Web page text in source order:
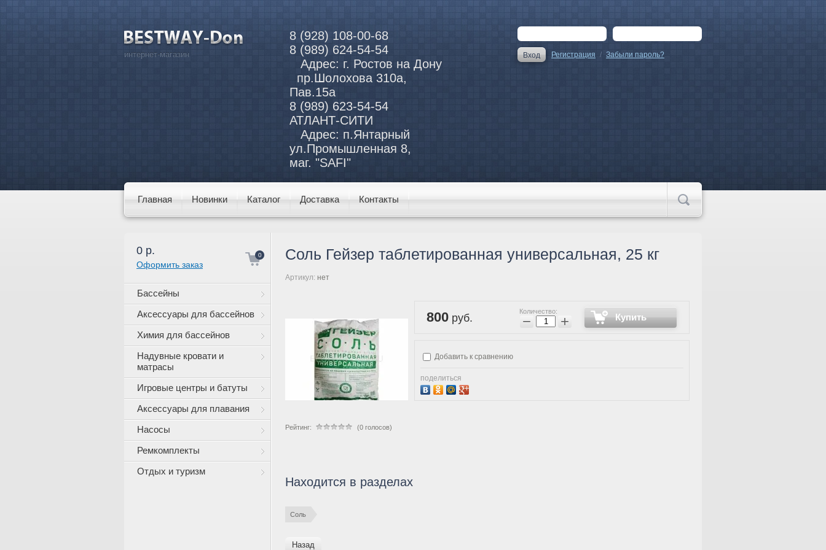
интернет-магазин
8 (928) 108-00-68
8 (989) 624-54-54
Адрес: г. Ростов на Дону
пр.Шолохова 310а,
Пав.15а
8 (989) 623-54-54
АТЛАНТ-СИТИ
Адрес: п.Янтарный
ул.Промышленная 8,
маг. "SAFI"
Регистрация / Забыли пароль?
Главная Новинки Каталог Доставка Контакты
Соль Гейзер таблетированная универсальная, 25 кг
Артикул: нет
Рейтинг: (0 голосов)
800 руб.
Количество:
− + Купить
Добавить к сравнению
поделиться
Находится в разделах
Соль
Назад
0
0 р.
Оформить заказ
Бассейны
Аксессуары для бассейнов
Химия для бассейнов
Надувные кровати и
матрасы
Игровые центры и батуты
Аксессуары для плавания
Насосы
Ремкомплекты
Отдых и туризм